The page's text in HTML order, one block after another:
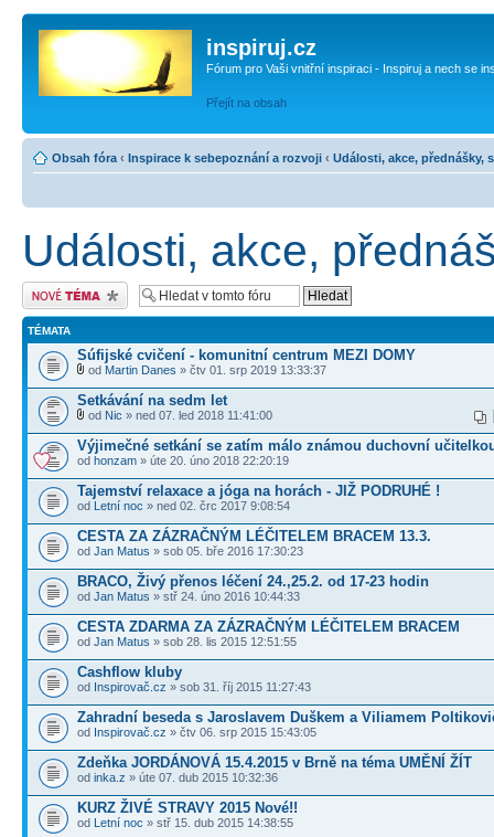
inspiruj.cz
Fórum pro Vaši vnitřní inspiraci - Inspiruj a nech se
Přejít na obsah
Obsah fóra ‹ Inspirace k sebepoznání a rozvoji ‹ Události, akce, přednášky,
Události, akce,
Odeslat nové téma
TÉMATA
Súfijské cvičení - komunitní centrum MEZI DOMY
od Martin Danes » čtv 01. srp 2019 13:33:37
Setkávání na sedm let
od Nic » ned 07. led 2018 11:41:00
Výjimečné setkání se zatím málo známou duchovní
od honzam » úte 20. úno 2018 22:20:19
Tajemství relaxace a jóga na horách - JIŽ PODRUHÉ !
od Letní noc » ned 02. črc 2017 9:08:54
CESTA ZA ZÁZRAČNÝM LÉČITELEM BRACEM 13.3.
od Jan Matus » sob 05. bře 2016 17:30:23
BRACO, Živý přenos léčení 24.,25.2. od 17-23 hodin
od Jan Matus » stř 24. úno 2016 10:44:33
CESTA ZDARMA ZA ZÁZRAČNÝM LÉČITELEM BRACEM
od Jan Matus » sob 28. lis 2015 12:51:55
Cashflow kluby
od Inspirovač.cz » sob 31. říj 2015 11:27:43
Zahradní beseda s Jaroslavem Duškem a Viliamem
od Inspirovač.cz » čtv 06. srp 2015 15:43:05
Zdeňka JORDÁNOVÁ 15.4.2015 v Brně na téma UMĚNÍ ŽÍT
od inka.z » úte 07. dub 2015 10:32:36
KURZ ŽIVÉ STRAVY 2015 Nové!!
od Letní noc » stř 15. dub 2015 14:38:55